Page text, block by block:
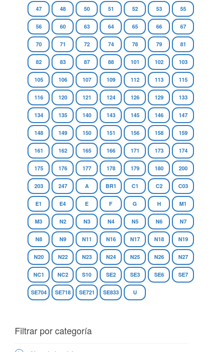
47 48 50 51 52 53 55
56 60 63 64 65 66 67
70 71 72 74 78 79 81
82 83 87 88 101 102 103
105 106 107 109 112 113 115
116 120 121 124 126 129 133
134 135 140 143 145 146 147
148 149 150 151 156 158 159
161 162 165 166 171 173 174
175 176 177 178 179 180 200
203 247 A BR1 C1 C2 C03
E1 E4 E F G H M1
M3 N2 N3 N4 N5 N6 N7
N8 N9 N11 N16 N17 N18 N19
N20 N22 N23 N24 N25 N26 N27
NC1 NC2 S10 SE2 SE3 SE6 SE7
SE704 SE718 SE721 SE833 U
Filtrar por categoría